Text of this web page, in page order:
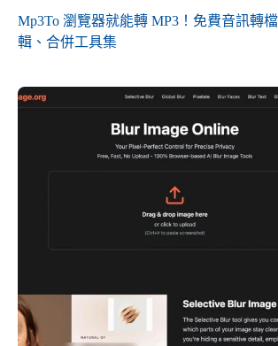
Mp3To 瀏覽器就能轉 MP3！免費音訊轉
輯、合併工具集